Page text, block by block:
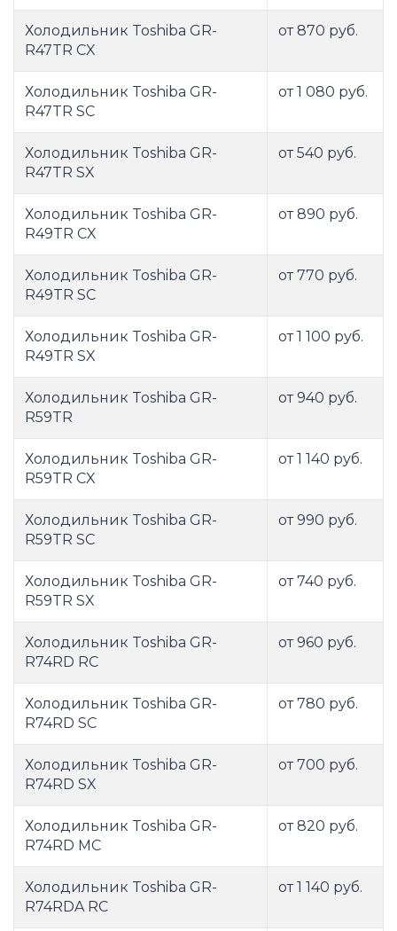
Холодильник Toshiba GR-
R47TR CX
от 870 руб.
Холодильник Toshiba GR-
R47TR SC
от 1 080 руб.
Холодильник Toshiba GR-
R47TR SX
от 540 руб.
Холодильник Toshiba GR-
R49TR CX
от 890 руб.
Холодильник Toshiba GR-
R49TR SC
от 770 руб.
Холодильник Toshiba GR-
R49TR SX
от 1 100 руб.
Холодильник Toshiba GR-
R59TR
от 940 руб.
Холодильник Toshiba GR-
R59TR CX
от 1 140 руб.
Холодильник Toshiba GR-
R59TR SC
от 990 руб.
Холодильник Toshiba GR-
R59TR SX
от 740 руб.
Холодильник Toshiba GR-
R74RD RC
от 960 руб.
Холодильник Toshiba GR-
R74RD SC
от 780 руб.
Холодильник Toshiba GR-
R74RD SX
от 700 руб.
Холодильник Toshiba GR-
R74RD МС
от 820 руб.
Холодильник Toshiba GR-
R74RDA RC
от 1 140 руб.